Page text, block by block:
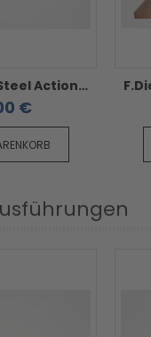
F.Dick Rapid Steel Action Set Messerschärfer - mit Standplatte schwarz
€